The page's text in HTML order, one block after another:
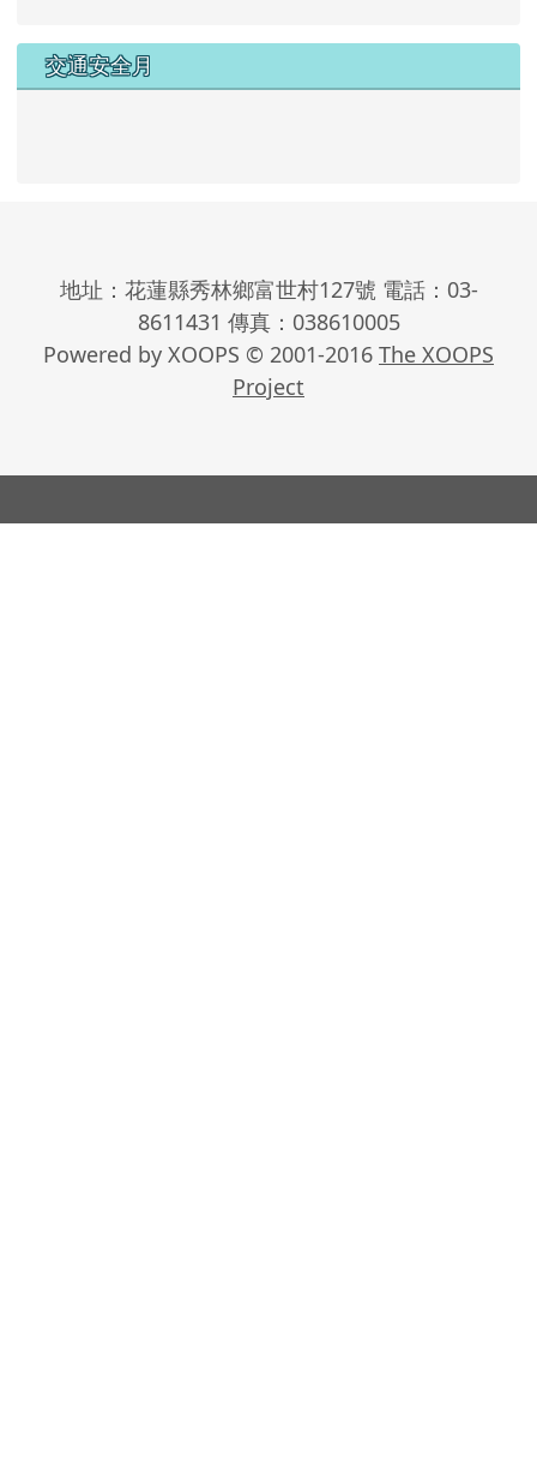
交通安全月
地址：花蓮縣秀林鄉富世村127號 電話：03-
8611431 傳真：038610005
Powered by XOOPS © 2001-2016 The XOOPS
Project